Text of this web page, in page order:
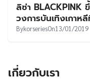
ลิซ่า
วงการบันเทิงเกา
BykorseriesOn13/01/2019
เกี่ยวกับเรา